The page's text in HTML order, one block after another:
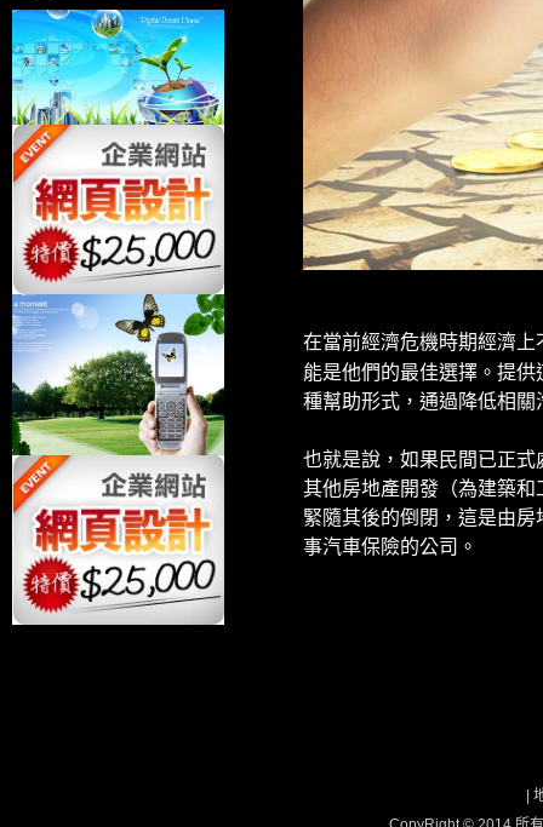
在當前經濟危機時期經濟
能是他們的最佳選擇。提
種幫助形式，通過降低相
也就是說，如果民間已正
其他房地產開發（為建築
緊隨其後的倒閉，這是由
事汽車保險的公司。
|